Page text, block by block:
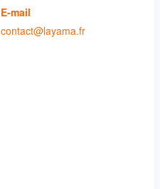
E-mail
contact@layama.fr